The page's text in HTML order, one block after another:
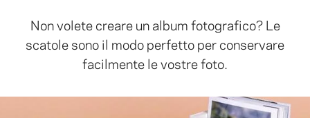
Non volete creare un album fotografico? Le
scatole sono il modo perfetto per conservare
facilmente le vostre foto.